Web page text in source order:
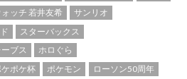
ッチ 若井友希
サンリオ
スターバックス
ブス
ホロぐら
ケポケ杯 ポケモン
ローソン50周年